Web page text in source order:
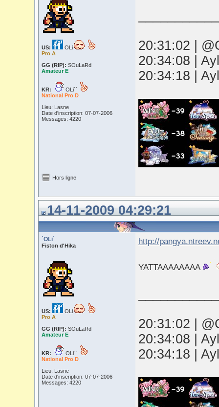
US:
OLi
Pro A
GG (RIP): SOuLaRd
Amateur E
KR:
OLi``
National Pro D
Lieu: Lasne
Date d'inscription: 07-07-2006
Messages: 4220
20:31:02 |
20:34:08 |
20:34:18 |
Hors ligne
14-11-2009 04:29:21
`OLi`
Fiston d'Hika
US:
OLi
Pro A
GG (RIP): SOuLaRd
Amateur E
KR:
OLi``
National Pro D
Lieu: Lasne
Date d'inscription: 07-07-2006
Messages: 4220
http://
YATTAAAAAAAA
20:31:02 |
20:34:08 |
20:34:18 |